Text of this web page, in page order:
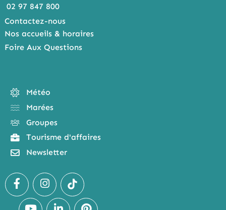
02 97 847 800
Contactez-nous
Nos accueils & horaires
Foire Aux Questions
Météo
Marées
Groupes
Tourisme d'affaires
Newsletter